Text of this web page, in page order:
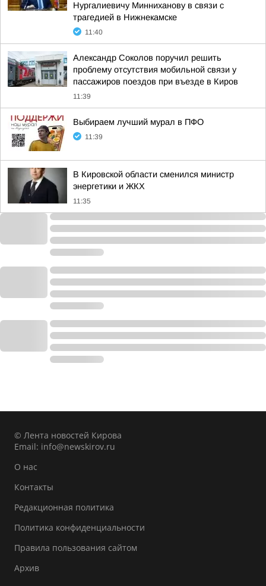
Нургалиевичу Минниханову в связи с
трагедией в Нижнекамске
11:40
Александр Соколов поручил решить
проблему отсутствия мобильной связи у
пассажиров поездов при въезде в Киров
11:39
Выбираем лучший мурал в ПФО
11:39
В Кировской области сменился министр
энергетики и ЖКХ
11:35
© Лента новостей Кирова
Email: info@newskirov.ru
О нас
Контакты
Редакционная политика
Политика конфиденциальности
Правила пользования сайтом
Архив